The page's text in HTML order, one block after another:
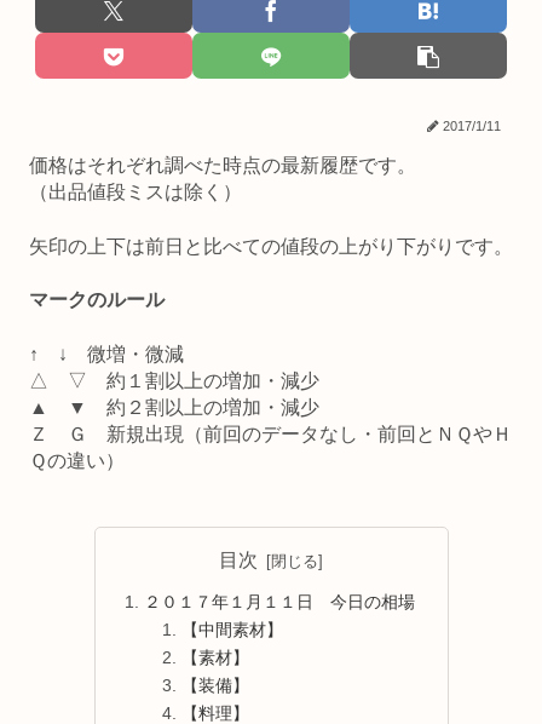
2017/1/11
価格はそれぞれ調べた時点の最新履歴です。
（出品値段ミスは除く）
矢印の上下は前日と比べての値段の上がり下がりです。
マークのルール
↑ ↓ 微増・微減
△ ▽ 約１割以上の増加・減少
▲ ▼ 約２割以上の増加・減少
Ｚ Ｇ 新規出現（前回のデータなし・前回とＮＱやＨ
Ｑの違い）
目次
２０１７年１月１１日 今日の相場
【中間素材】
【素材】
【装備】
【料理】